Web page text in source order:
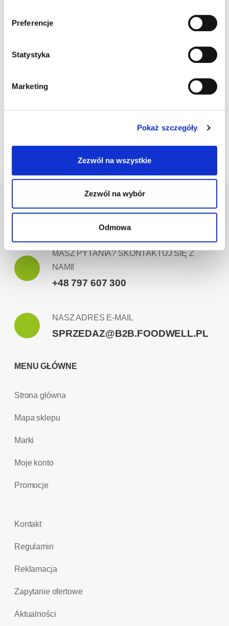
Preferencje
Statystyka
Marketing
Pokaż szczegóły
Zezwól na wszystkie
Zezwól na wybór
Odmowa
MASZ PYTANIA? SKONTAKTUJ SIĘ Z
NAMI!
+48 797 607 300
NASZ ADRES E-MAIL
SPRZEDAZ@B2B.FOODWELL.PL
MENU GŁÓWNE
Strona główna
Mapa sklepu
Marki
Moje konto
Promocje
Kontakt
Regulamin
Reklamacja
Zapytanie ofertowe
Aktualności